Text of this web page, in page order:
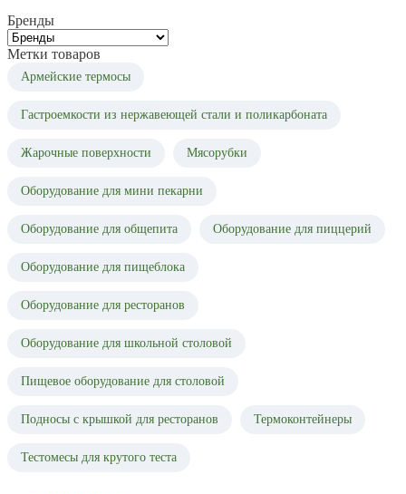
Бренды
Метки товаров
Армейские термосы
Гастроемкости из нержавеющей стали и поликарбоната
Жарочные поверхности Мясорубки
Оборудование для мини пекарни
Оборудование для общепита Оборудование для пиццерий
Оборудование для пищеблока
Оборудование для ресторанов
Оборудование для школьной столовой
Пищевое оборудование для столовой
Подносы с крышкой для ресторанов Термоконтейнеры
Тестомесы для крутого теста